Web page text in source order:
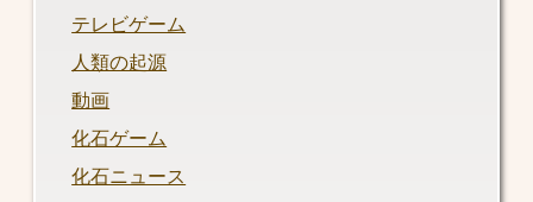
テレビゲーム
人類の起源
動画
化石ゲーム
化石ニュース